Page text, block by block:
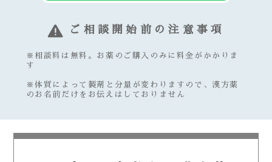
ご相談開始前の注意事項
※相談料は無料。お薬のご購入のみに料金がかかりま
す
※体質によって製剤と分量が変わりますので、漢方薬
のお名前だけをお伝えはしておりません